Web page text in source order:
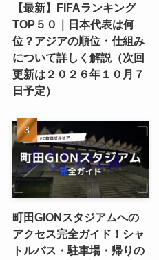
【最新】FIFAランキング
TOP５０｜日本代表は何
位？アジアの順位・仕組み
について詳しく解説（次回
更新は２０２６年１０月７
日予定）
町田GIONスタジアムへの
アクセス完全ガイド！シャ
トルバス・駐車場・帰りの